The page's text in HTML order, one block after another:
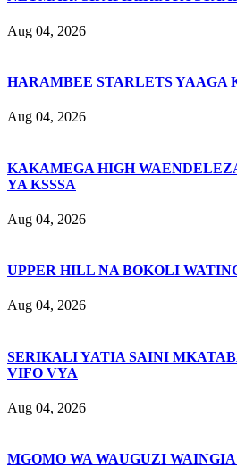
Aug 04, 2026
HARAMBEE STARLETS YAAGA
Aug 04, 2026
KAKAMEGA HIGH
YA KSSSA
Aug 04, 2026
UPPER HILL NA BOKOLI
Aug 04, 2026
SERIKALI YATIA SAINI
VIFO VYA
Aug 04, 2026
MGOMO WA WAUGUZI